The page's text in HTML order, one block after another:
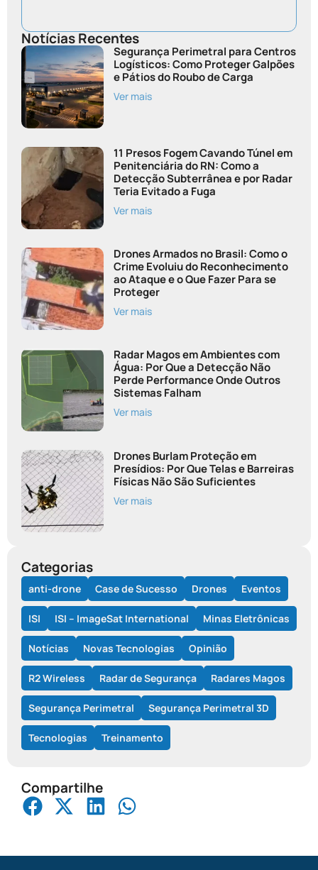
Notícias Recentes
Segurança Perimetral para Centros
Logísticos: Como Proteger Galpões
e Pátios do Roubo de Carga
Ver mais
11 Presos Fogem Cavando Túnel em
Penitenciária do RN: Como a
Detecção Subterrânea e por Radar
Teria Evitado a Fuga
Ver mais
Drones Armados no Brasil: Como o
Crime Evoluiu do Reconhecimento
ao Ataque e o Que Fazer Para se
Proteger
Ver mais
Radar Magos em Ambientes com
Água: Por Que a Detecção Não
Perde Performance Onde Outros
Sistemas Falham
Ver mais
Drones Burlam Proteção em
Presídios: Por Que Telas e Barreiras
Físicas Não São Suficientes
Ver mais
Categorias
anti-drone Case de Sucesso Drones Eventos
ISI ISI – ImageSat International Minas Eletrônicas
Notícias Novas Tecnologias Opinião
R2 Wireless Radar de Segurança Radares Magos
Segurança Perimetral Segurança Perimetral 3D
Tecnologias Treinamento
Compartilhe